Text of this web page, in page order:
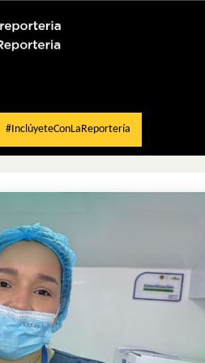
#InclúyeteConLaReportería